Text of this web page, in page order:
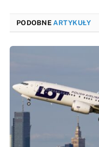
PODOBNE ARTYKUŁY